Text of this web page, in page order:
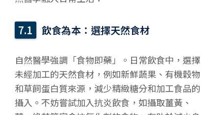
飲食為本：選擇天然食材
自然醫學強調「食物即藥」。日常飲食中，選擇
未經加工的天然食材，例如新鮮蔬果、有機穀物
和草飼蛋白質來源，減少精緻糖分和加工食品的
攝入。不妨嘗試加入抗炎飲食，如攝取薑黃、